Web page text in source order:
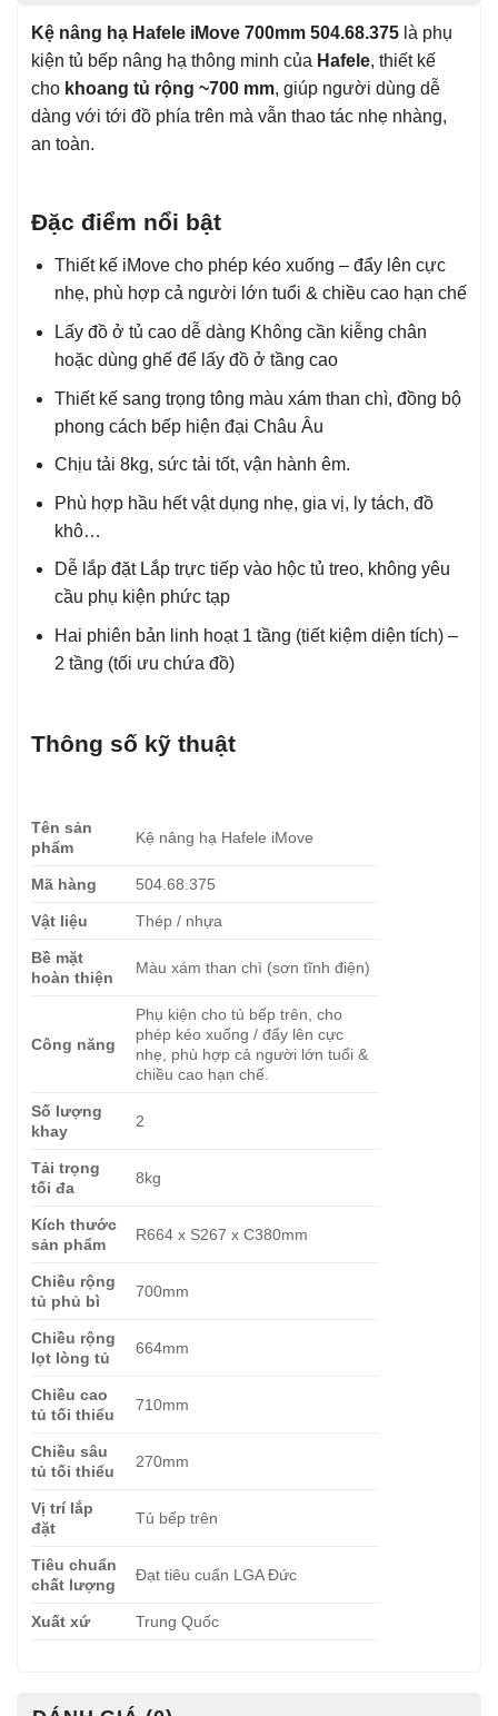
Kệ nâng hạ Hafele iMove 700mm 504.68.375 là phụ
kiện tủ bếp nâng hạ thông minh của Hafele, thiết kế
cho khoang tủ rộng ~700 mm, giúp người dùng dễ
dàng với tới đồ phía trên mà vẫn thao tác nhẹ nhàng,
an toàn.
Đặc điểm nổi bật
Thiết kế iMove cho phép kéo xuống – đẩy lên cực
nhẹ, phù hợp cả người lớn tuổi & chiều cao hạn chế
Lấy đồ ở tủ cao dễ dàng Không cần kiễng chân
hoặc dùng ghế để lấy đồ ở tầng cao
Thiết kế sang trọng tông màu xám than chì, đồng bộ
phong cách bếp hiện đại Châu Âu
Chịu tải 8kg, sức tải tốt, vận hành êm.
Phù hợp hầu hết vật dụng nhẹ, gia vị, ly tách, đồ
khô…
Dễ lắp đặt Lắp trực tiếp vào hộc tủ treo, không yêu
cầu phụ kiện phức tạp
Hai phiên bản linh hoạt 1 tầng (tiết kiệm diện tích) –
2 tầng (tối ưu chứa đồ)
Thông số kỹ thuật
Tên sản
phẩm
Kệ nâng hạ Hafele iMove
Mã hàng 504.68.375
Vật liệu Thép / nhựa
Bề mặt
hoàn thiện
Màu xám than chì (sơn tĩnh điện)
Công năng
Phụ kiện cho tủ bếp trên, cho
phép kéo xuống / đẩy lên cực
nhẹ, phù hợp cả người lớn tuổi &
chiều cao hạn chế.
Số lượng
khay
2
Tải trọng
tối đa
8kg
Kích thước
sản phẩm
R664 x S267 x C380mm
Chiều rộng
tủ phủ bì
700mm
Chiều rộng
lọt lòng tủ
664mm
Chiều cao
tủ tối thiểu
710mm
Chiều sâu
tủ tối thiểu
270mm
Vị trí lắp
đặt
Tủ bếp trên
Tiêu chuẩn
chất lượng
Đạt tiêu cuẩn LGA Đức
Xuất xứ Trung Quốc